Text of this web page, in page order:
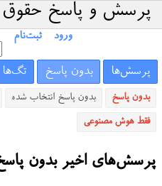
پرسش و پاسخ حقوق
ورود ثبت‌نام
پرسش‌ها بدون پاسخ تگ‌ها
بدون پاسخ بدون پاسخ انتخاب شده
فقط هوش مصنوعی
پرسش‌های اخیر بدون